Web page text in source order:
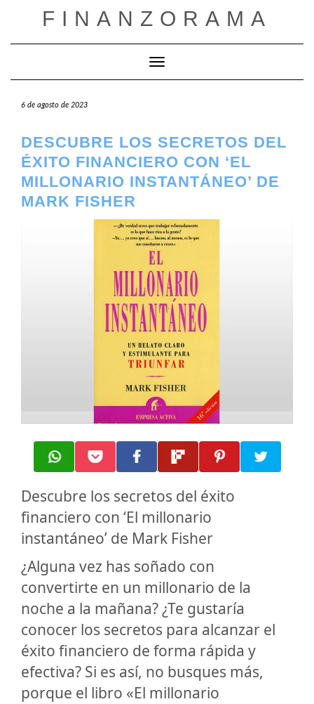
FINANZORAMA
Cambiar modo de navegación
6 de agosto de 2023
DESCUBRE LOS SECRETOS DEL
ÉXITO FINANCIERO CON ‘EL
MILLONARIO INSTANTÁNEO’ DE
MARK FISHER
Descubre los secretos del éxito
financiero con ‘El millonario
instantáneo’ de Mark Fisher
¿Alguna vez has soñado con
convertirte en un millonario de la
noche a la mañana? ¿Te gustaría
conocer los secretos para alcanzar el
éxito financiero de forma rápida y
efectiva? Si es así, no busques más,
porque el libro «El millonario